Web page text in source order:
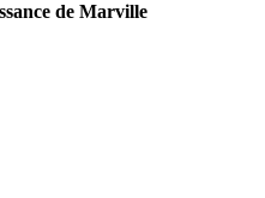
de Marville